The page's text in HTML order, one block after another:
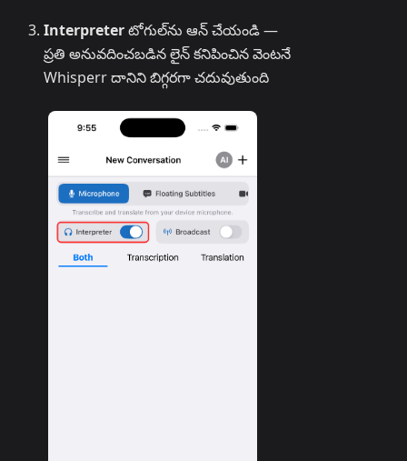
Interpreterటోగుల్‌ను ఆన్ చేయండి —
ప్రతి అనువదించబడిన లైన్ కనిపించిన వెంటనే
Whisperr దానిని బిగ్గరగా చదువుతుంది